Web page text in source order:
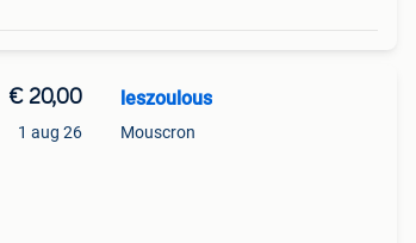
€ 20,00
1 aug 26
leszoulous
Mouscron